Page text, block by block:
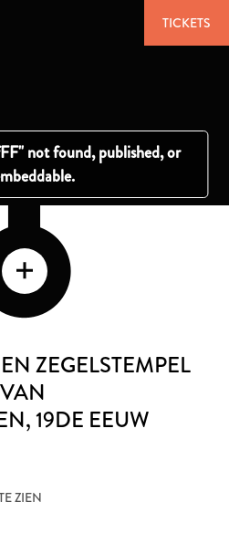
TICKETS
ZEGELSTEMPEL
, 19DE EEUW
ZIEN